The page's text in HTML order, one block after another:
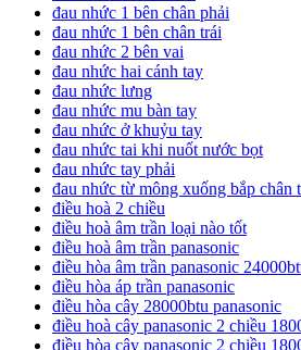
đau nhức 1 bên chân phải
đau nhức 1 bên chân trái
đau nhức 2 bên vai
đau nhức hai cánh tay
đau nhức lưng
đau nhức mu bàn tay
đau nhức ở khuỷu tay
đau nhức tai khi nuốt nước bọt
đau nhức tay phải
đau nhức từ mông xuống bắp chân
điều hoà 2 chiều
điều hoà âm trần loại nào tốt
điều hoà âm trần panasonic
điều hòa âm trần panasonic
điều hòa áp trần panasonic
điều hòa cây 28000btu panasonic
điều hoà cây panasonic 2 chiều
điều hòa cây panasonic 2 chiều